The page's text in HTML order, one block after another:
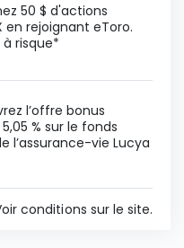
50 $ d'actions
en rejoignant eToro.
risque*
l’offre bonus
5,05 % sur le fonds
l’assurance-vie Lucya
conditions sur le site.